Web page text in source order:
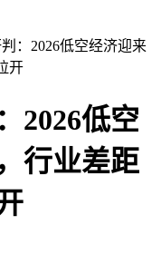
：2026低空经济迎来
开
2026低空
行业差距